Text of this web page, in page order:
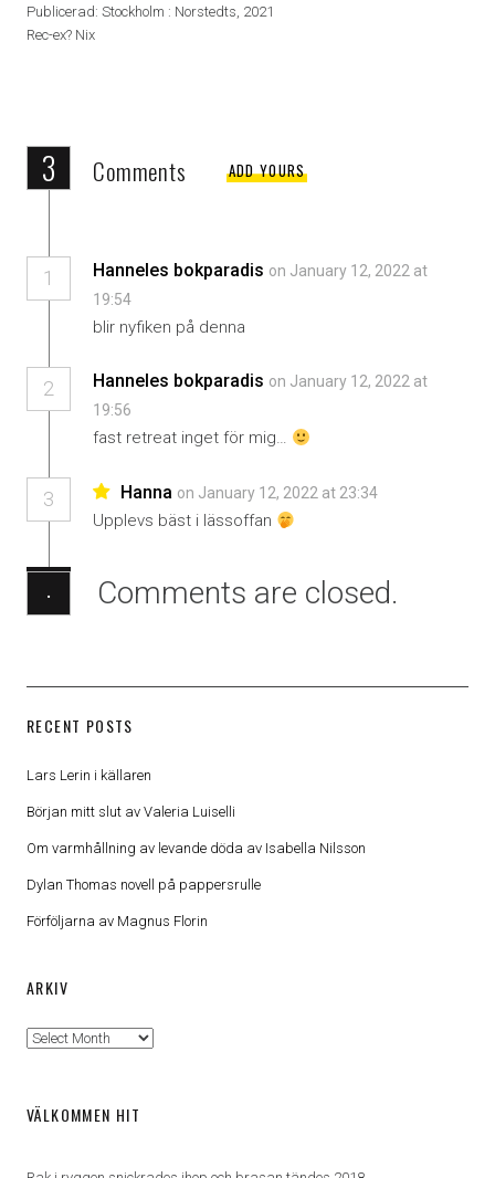
Publicerad: Stockholm : Norstedts, 2021
Rec-ex? Nix
3 Comments ADD YOURS
1 Hanneles bokparadis on January 12, 2022 at
19:54
blir nyfiken på denna
2 Hanneles bokparadis on January 12, 2022 at
19:56
fast retreat inget för mig…
3 Hanna on January 12, 2022 at 23:34
Upplevs bäst i lässoffan
· Comments are closed.
RECENT POSTS
Lars Lerin i källaren
Början mitt slut av Valeria Luiselli
Om varmhållning av levande döda av Isabella Nilsson
Dylan Thomas novell på pappersrulle
Förföljarna av Magnus Florin
ARKIV
Arkiv
VÄLKOMMEN HIT